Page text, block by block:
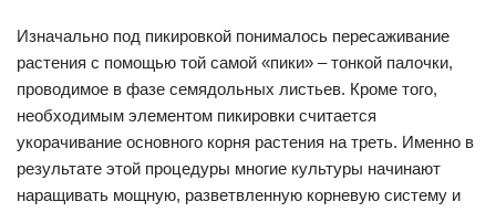
Изначально под пикировкой понималось пересаживание
растения с помощью той самой «пики» – тонкой палочки,
проводимое в фазе семядольных листьев. Кроме того,
необходимым элементом пикировки считается
укорачивание основного корня растения на треть. Именно в
результате этой процедуры многие культуры начинают
наращивать мощную, разветвленную корневую систему и